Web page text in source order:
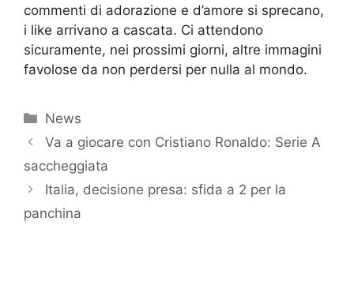
commenti di adorazione e d’amore si sprecano,
i like arrivano a cascata. Ci attendono
sicuramente, nei prossimi giorni, altre immagini
favolose da non perdersi per nulla al mondo.
Categorie
News
Va a giocare con Cristiano Ronaldo: Serie A
saccheggiata
Italia, decisione presa: sfida a 2 per la
panchina